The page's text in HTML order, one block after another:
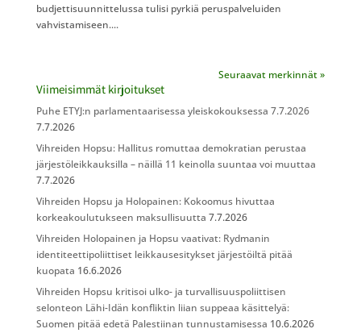
budjettisuunnittelussa tulisi pyrkiä peruspalveluiden
vahvistamiseen....
Seuraavat merkinnät »
Viimeisimmät kirjoitukset
Puhe ETYJ:n parlamentaarisessa yleiskokouksessa 7.7.2026
7.7.2026
Vihreiden Hopsu: Hallitus romuttaa demokratian perustaa
järjestöleikkauksilla – näillä 11 keinolla suuntaa voi muuttaa
7.7.2026
Vihreiden Hopsu ja Holopainen: Kokoomus hivuttaa
korkeakoulutukseen maksullisuutta 7.7.2026
Vihreiden Holopainen ja Hopsu vaativat: Rydmanin
identiteettipoliittiset leikkausesitykset järjestöiltä pitää
kuopata 16.6.2026
Vihreiden Hopsu kritisoi ulko- ja turvallisuuspoliittisen
selonteon Lähi-Idän konfliktin liian suppeaa käsittelyä:
Suomen pitää edetä Palestiinan tunnustamisessa 10.6.2026